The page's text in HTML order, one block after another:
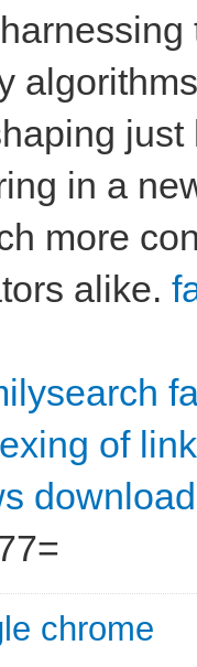
in a
more
alike.
of
download
chrome